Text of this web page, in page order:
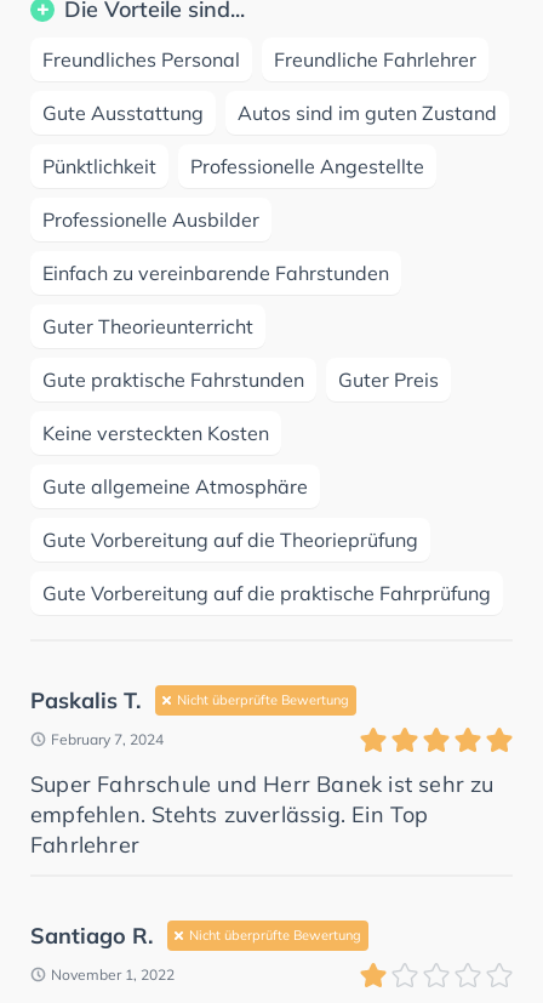
Die Vorteile sind...
Freundliches Personal Freundliche Fahrlehrer
Gute Ausstattung Autos sind im guten Zustand
Pünktlichkeit Professionelle Angestellte
Professionelle Ausbilder
Einfach zu vereinbarende Fahrstunden
Guter Theorieunterricht
Gute praktische Fahrstunden Guter Preis
Keine versteckten Kosten
Gute allgemeine Atmosphäre
Gute Vorbereitung auf die Theorieprüfung
Gute Vorbereitung auf die praktische Fahrprüfung
Paskalis T. Nicht überprüfte Bewertung
February 7, 2024
Super Fahrschule und Herr Banek ist sehr zu
empfehlen. Stehts zuverlässig. Ein Top
Fahrlehrer
Santiago R. Nicht überprüfte Bewertung
November 1, 2022